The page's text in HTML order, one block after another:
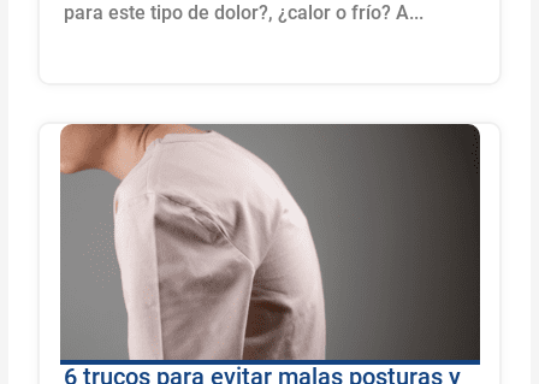
para este tipo de dolor?, ¿calor o frío? A...
6 trucos para evitar malas posturas y